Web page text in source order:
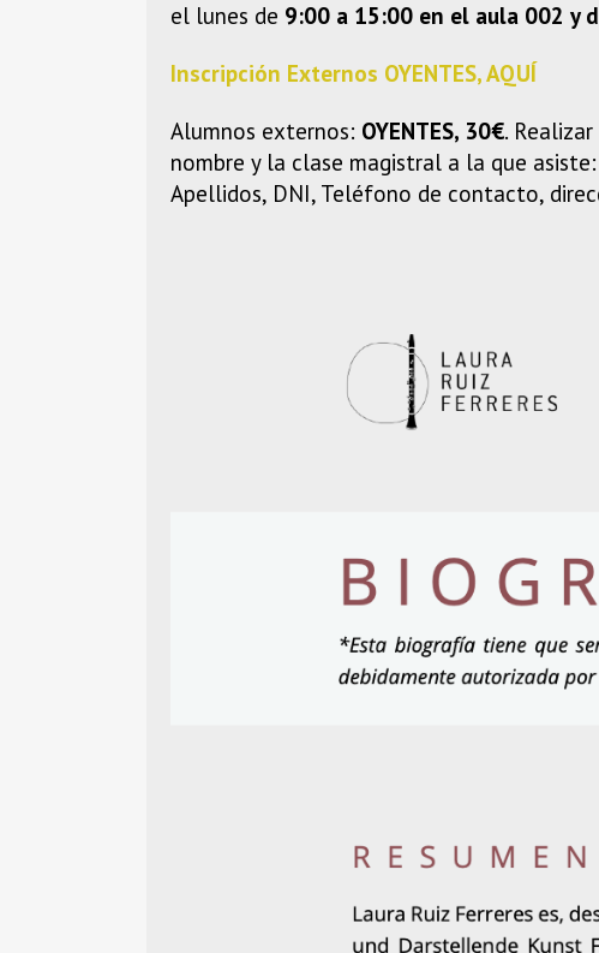
el lunes de 9:00 a 15:00 en el aula 002 y
Inscripción Externos OYENTES, AQUÍ
Alumnos externos: OYENTES, 30€.
nombre y la clase magistral a la que
Apellidos, DNI, Teléfono de contacto,